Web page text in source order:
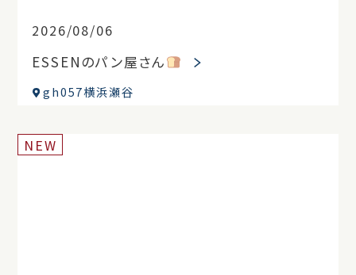
2026/08/06
ESSENのパン屋さん
gh057横浜瀬谷
NEW